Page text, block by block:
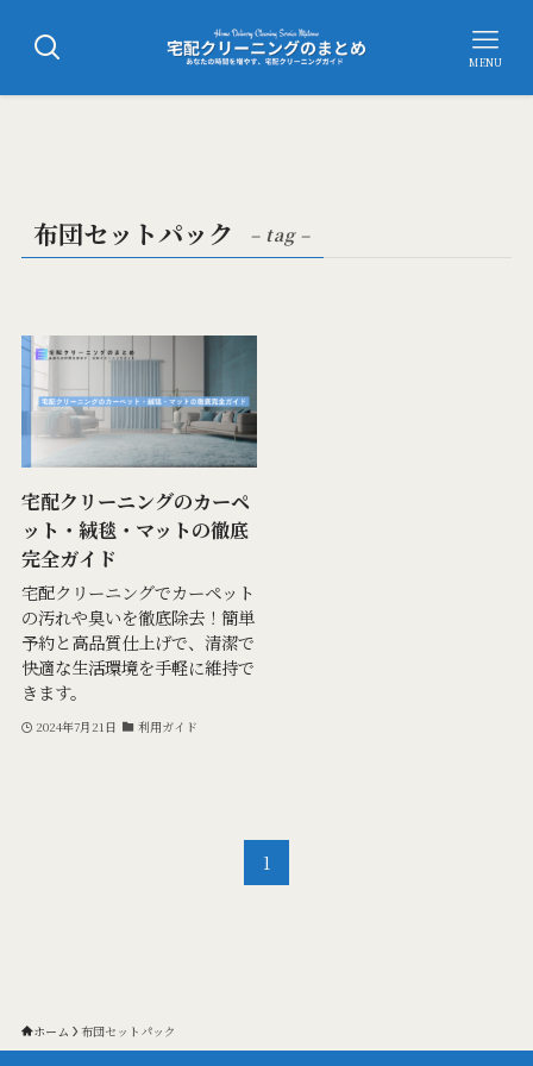
MENU
布団セットパック – tag –
宅配クリーニングのカーペ
ット・絨毯・マットの徹底
完全ガイド
宅配クリーニングでカーペット
の汚れや臭いを徹底除去！簡単
予約と高品質仕上げで、清潔で
快適な生活環境を手軽に維持で
きます。
2024年7月21日 利用ガイド
1
ホーム 布団セットパック